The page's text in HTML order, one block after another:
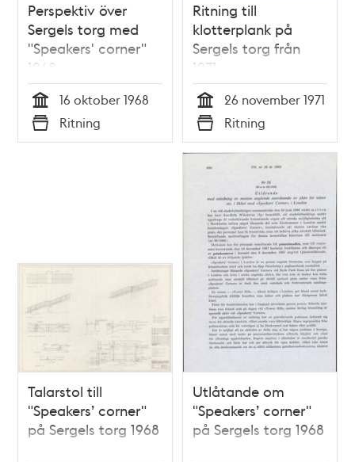
Perspektiv över
Sergels torg med
"Speakers' corner"
1968
Tid
16 oktober 1968
Typ
Ritning
Ritning till
klotterplank på
Sergels torg från
1971
Tid
26 november 1971
Typ
Ritning
Talarstol till
"Speakers’ corner"
på Sergels torg 1968
Utlåtande om
"Speakers’ corner"
på Sergels torg 1968